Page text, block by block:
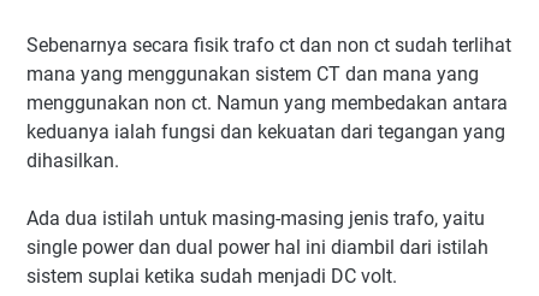
Sebenarnya secara fisik trafo ct dan non ct sudah terlihat
mana yang menggunakan sistem CT dan mana yang
menggunakan non ct. Namun yang membedakan antara
keduanya ialah fungsi dan kekuatan dari tegangan yang
dihasilkan.
Ada dua istilah untuk masing-masing jenis trafo, yaitu
single power dan dual power hal ini diambil dari istilah
sistem suplai ketika sudah menjadi DC volt.